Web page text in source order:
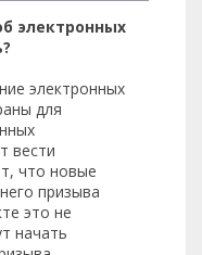
электронных
электронных
для
вести
что новые
призыва
это не
начать